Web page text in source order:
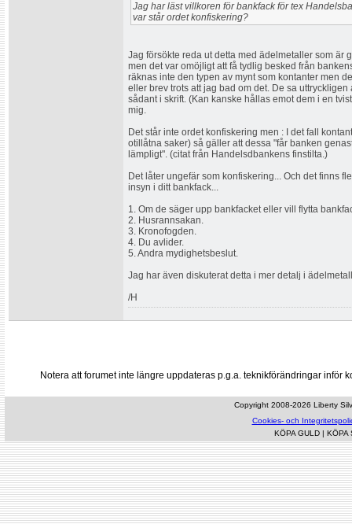
Jag har läst villkoren för bankfack för tex
var står ordet konfiskering?
Jag försökte reda ut detta med ädelmetaller som är
men det var omöjligt att få tydlig besked från
räknas inte den typen av mynt som kontanter men
eller brev trots att jag bad om det. De sa
sådant i skrift. (Kan kanske hållas emot dem i en
mig.
Det står inte ordet konfiskering men : I det fall
otillåtna saker) så gäller att dessa "får banken
lämpligt". (citat från Handelsdbankens finstilta.)
Det låter ungefär som konfiskering... Och det finns
insyn i ditt bankfack...
1. Om de säger upp bankfacket eller vill flytta
2. Husrannsakan.
3. Kronofogden.
4. Du avlider.
5. Andra mydighetsbeslut.
Jag har även diskuterat detta i mer detalj i
/H
Notera att forumet inte längre uppdateras p.g.a. teknikförändringar inför
Copyright 2008-2026 Liberty
Cookies- och
KÖPA GULD| KÖPA